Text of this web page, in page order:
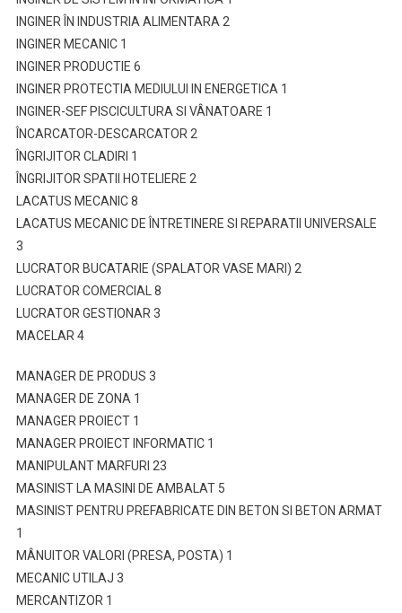
INGINER ÎN INDUSTRIA ALIMENTARA 2
INGINER MECANIC 1
INGINER PRODUCTIE 6
INGINER PROTECTIA MEDIULUI IN ENERGETICA 1
INGINER-SEF PISCICULTURA SI VÂNATOARE 1
ÎNCARCATOR-DESCARCATOR 2
ÎNGRIJITOR CLADIRI 1
ÎNGRIJITOR SPATII HOTELIERE 2
LACATUS MECANIC 8
LACATUS MECANIC DE ÎNTRETINERE SI REPARATII UNIVERSALE
3
LUCRATOR BUCATARIE (SPALATOR VASE MARI) 2
LUCRATOR COMERCIAL 8
LUCRATOR GESTIONAR 3
MACELAR 4
MANAGER DE PRODUS 3
MANAGER DE ZONA 1
MANAGER PROIECT 1
MANAGER PROIECT INFORMATIC 1
MANIPULANT MARFURI 23
MASINIST LA MASINI DE AMBALAT 5
MASINIST PENTRU PREFABRICATE DIN BETON SI BETON ARMAT
1
MÂNUITOR VALORI (PRESA, POSTA) 1
MECANIC UTILAJ 3
MERCANTIZOR 1